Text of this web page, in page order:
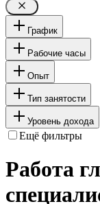
График
Рабочие часы
Опыт
Тип занятости
Уровень дохода
Ещё фильтры
Работа